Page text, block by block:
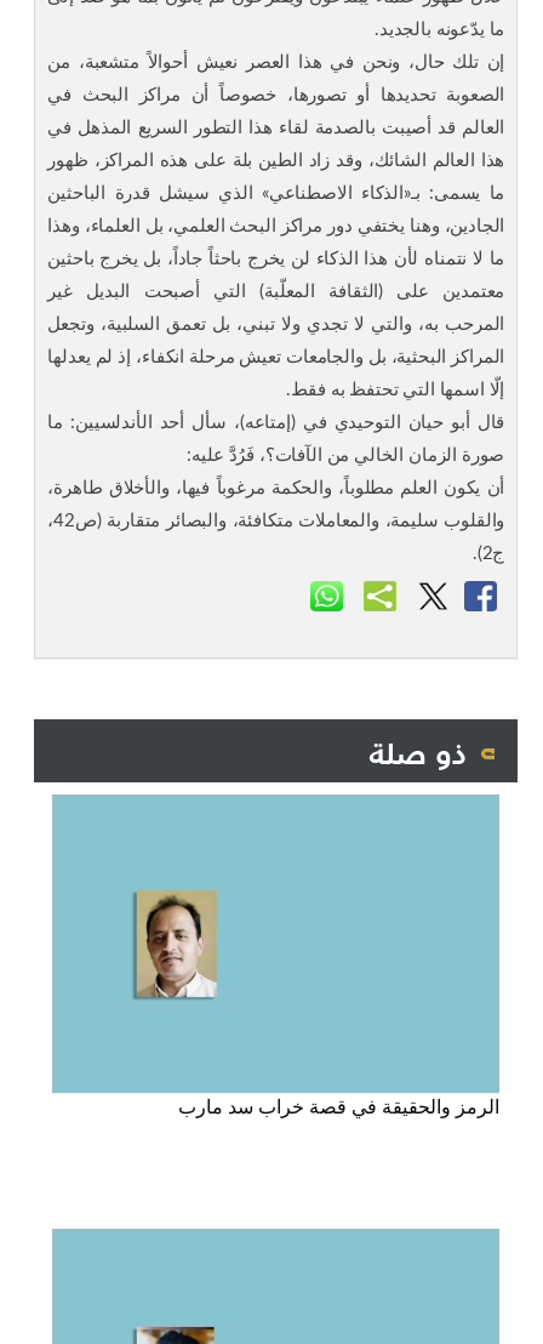
ما يدّعونه بالجديد.
إن تلك حال، ونحن في هذا العصر نعيش أحوالاً متشعبة، من
الصعوبة تحديدها أو تصورها، خصوصاً أن مراكز البحث في
العالم قد أصيبت بالصدمة لقاء هذا التطور السريع المذهل في
هذا العالم الشائك، وقد زاد الطين بلة على هذه المراكز، ظهور
ما يسمى: بـ«الذكاء الاصطناعي» الذي سيشل قدرة الباحثين
الجادين، وهنا يختفي دور مراكز البحث العلمي، بل العلماء، وهذا
ما لا نتمناه لأن هذا الذكاء لن يخرج باحثاً جاداً، بل يخرج باحثين
معتمدين على (الثقافة المعلّبة) التي أصبحت البديل غير
المرحب به، والتي لا تجدي ولا تبني، بل تعمق السلبية، وتجعل
المراكز البحثية، بل والجامعات تعيش مرحلة انكفاء، إذ لم يعدلها
إلّا اسمها التي تحتفظ به فقط.
قال أبو حيان التوحيدي في (إمتاعه)، سأل أحد الأندلسيين: ما
صورة الزمان الخالي من الآفات؟، فَرُدَّ عليه:
أن يكون العلم مطلوباً، والحكمة مرغوباً فيها، والأخلاق طاهرة،
والقلوب سليمة، والمعاملات متكافئة، والبصائر متقاربة (ص42،
ذو صلة
الرمز والحقيقة في قصة خراب سد مارب